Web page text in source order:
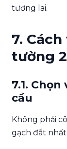
tương lai.
7.
tường
7.1.
cầu
Không phải
gạch đắt